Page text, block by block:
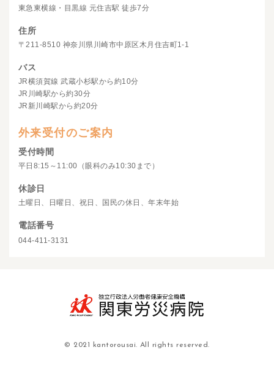
東急東横線・目黒線 元住吉駅 徒歩7分
住所
〒211-8510 神奈川県川崎市中原区木月住吉町1-1
バス
JR横須賀線 武蔵小杉駅から約10分
JR川崎駅から約30分
JR新川崎駅から約20分
外来受付のご案内
受付時間
平日8:15～11:00（眼科のみ10:30まで）
休診日
土曜日、日曜日、祝日、国民の休日、年末年始
電話番号
044-411-3131
© 2021 kantorousai. All rights reserved.